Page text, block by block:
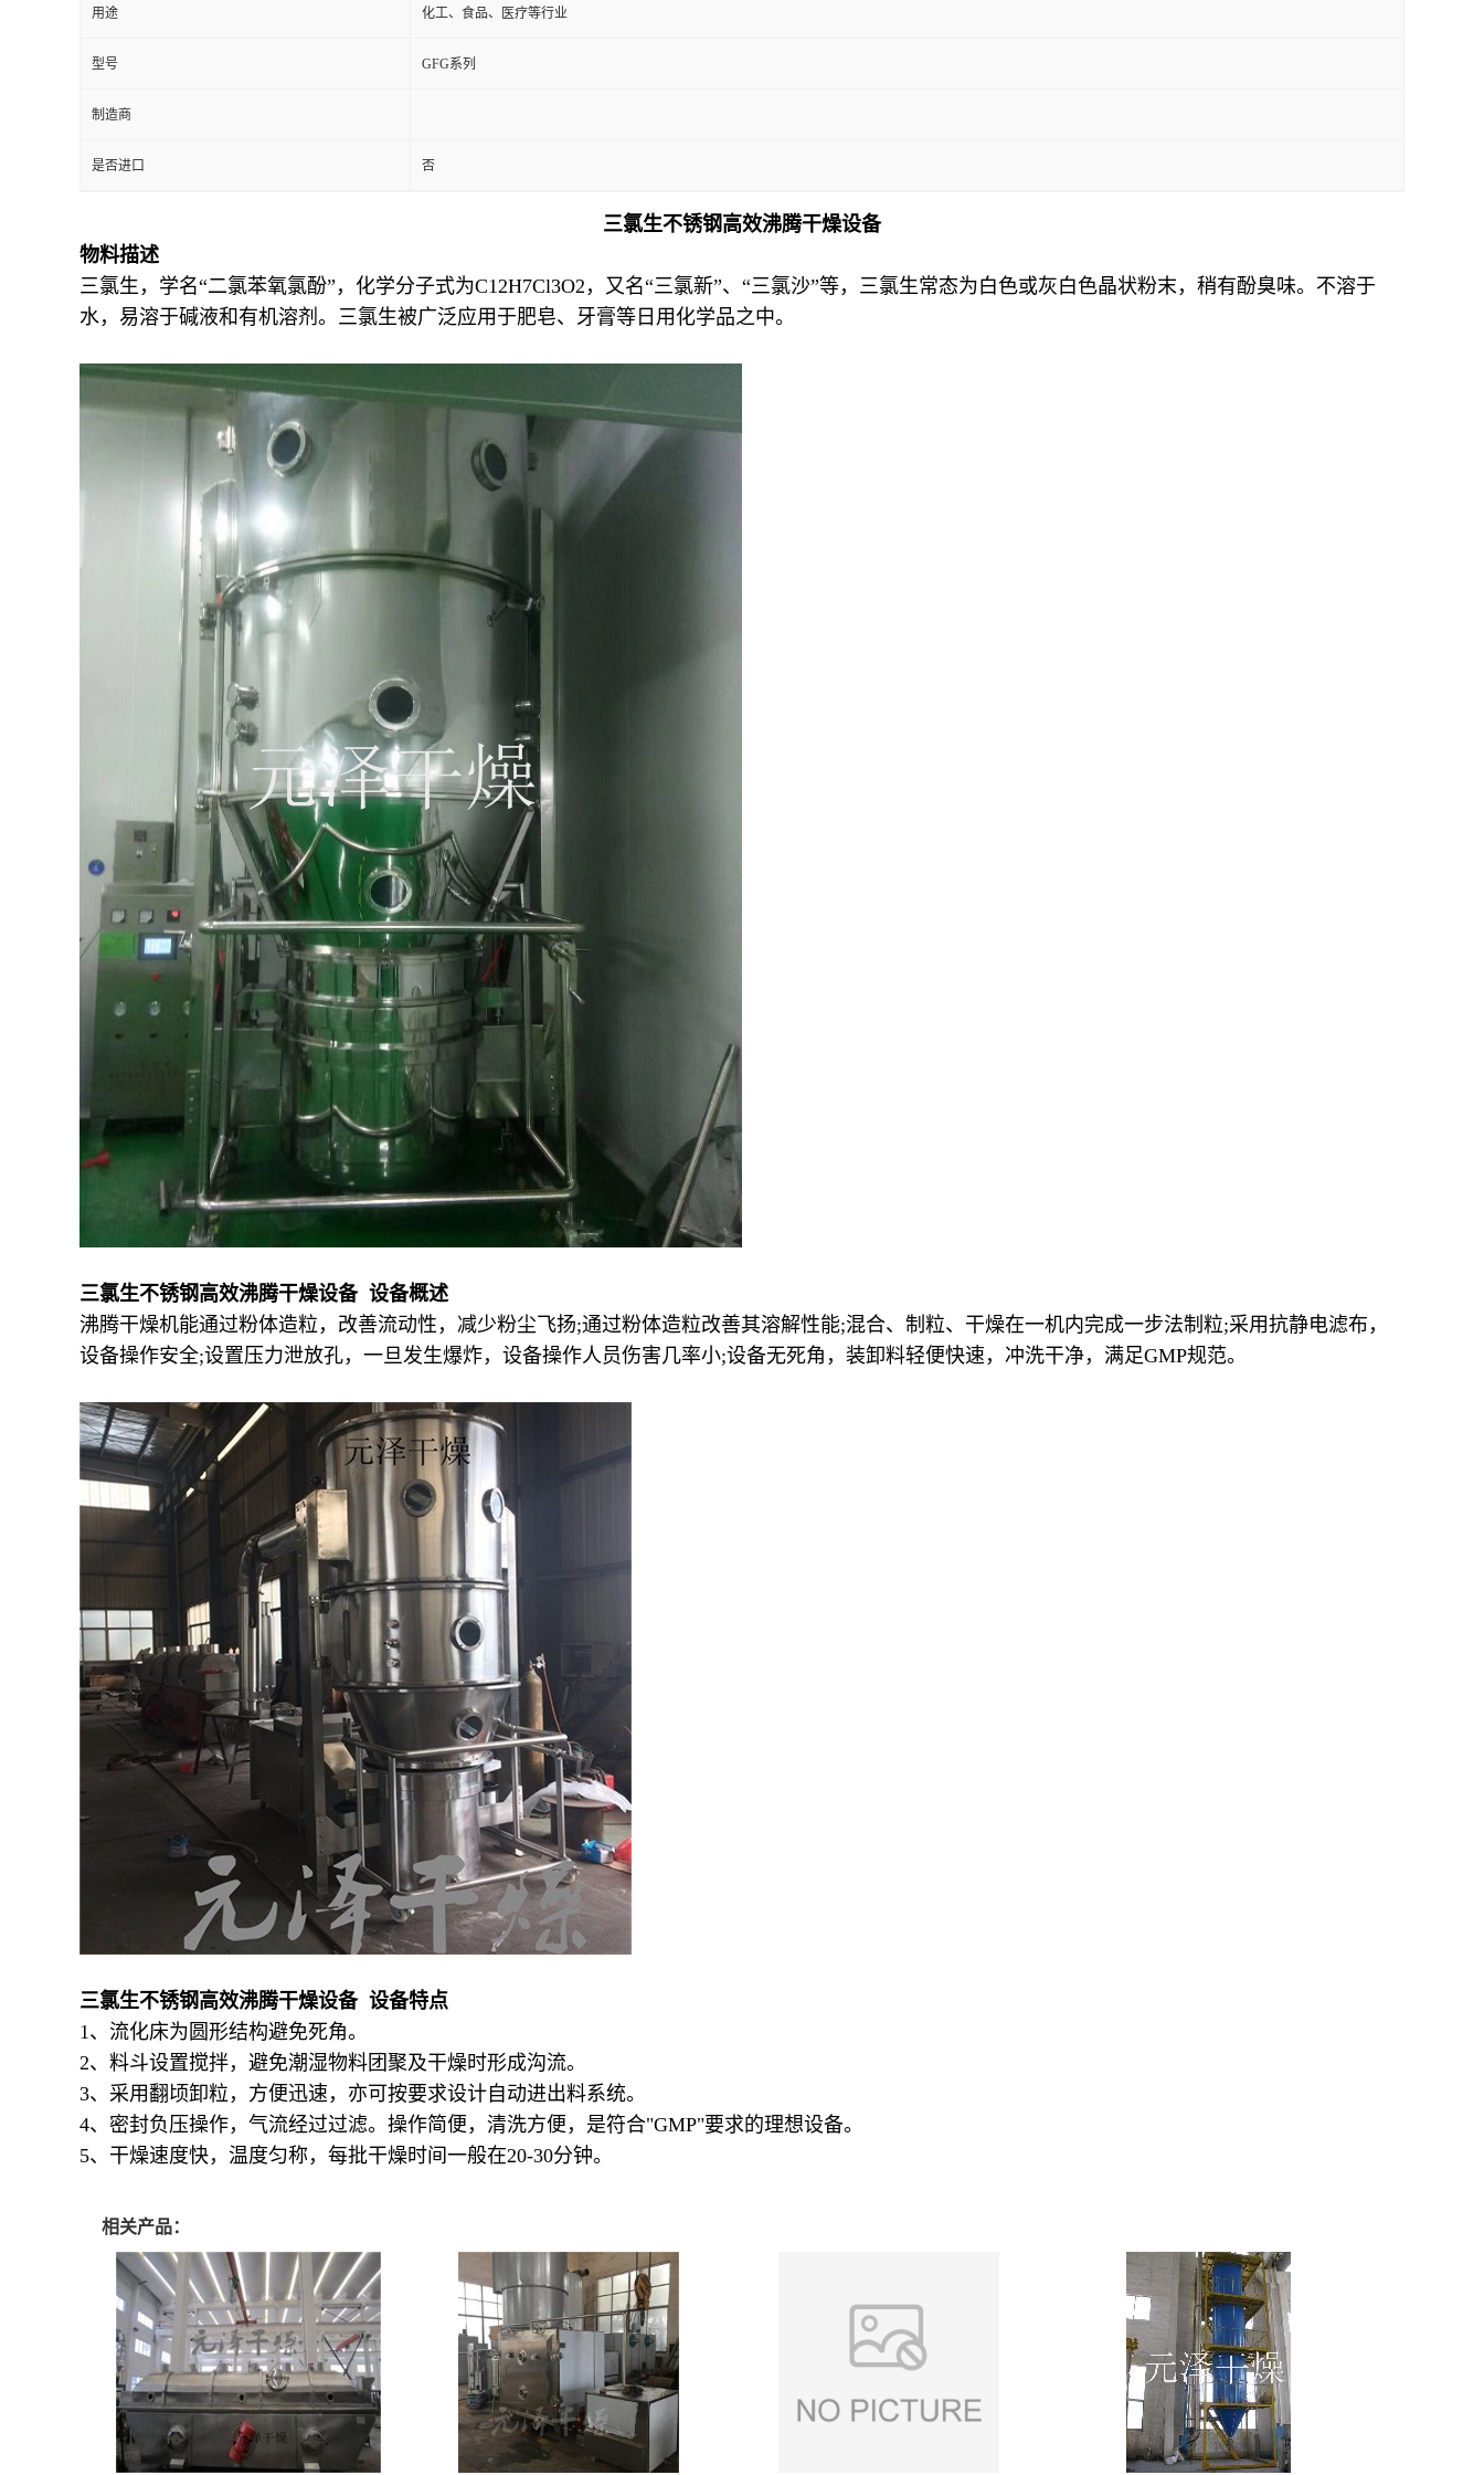
用途 化工、食品、医疗等行业
型号 GFG系列
制造商
是否进口 否
三氯生不锈钢高效沸腾干燥设备
物料描述
三氯生，学名“二氯苯氧氯酚”，化学分子式为C12H7Cl3O2，又名“三氯新”、“三氯沙”等，三氯生常态为白色或灰白色晶状粉末，稍有酚臭味。不溶于
水，易溶于碱液和有机溶剂。三氯生被广泛应用于肥皂、牙膏等日用化学品之中。
三氯生不锈钢高效沸腾干燥设备 设备概述
沸腾干燥机能通过粉体造粒，改善流动性，减少粉尘飞扬;通过粉体造粒改善其溶解性能;混合、制粒、干燥在一机内完成一步法制粒;采用抗静电滤布，
设备操作安全;设置压力泄放孔，一旦发生爆炸，设备操作人员伤害几率小;设备无死角，装卸料轻便快速，冲洗干净，满足GMP规范。
三氯生不锈钢高效沸腾干燥设备 设备特点
1、流化床为圆形结构避免死角。
2、料斗设置搅拌，避免潮湿物料团聚及干燥时形成沟流。
3、采用翻顷卸粒，方便迅速，亦可按要求设计自动进出料系统。
4、密封负压操作，气流经过过滤。操作简便，清洗方便，是符合"GMP"要求的理想设备。
5、干燥速度快，温度匀称，每批干燥时间一般在20-30分钟。
相关产品：